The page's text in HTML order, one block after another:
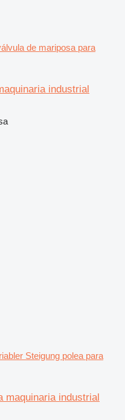
de mariposa para
industrial
Steigung polea para
maquinaria industrial